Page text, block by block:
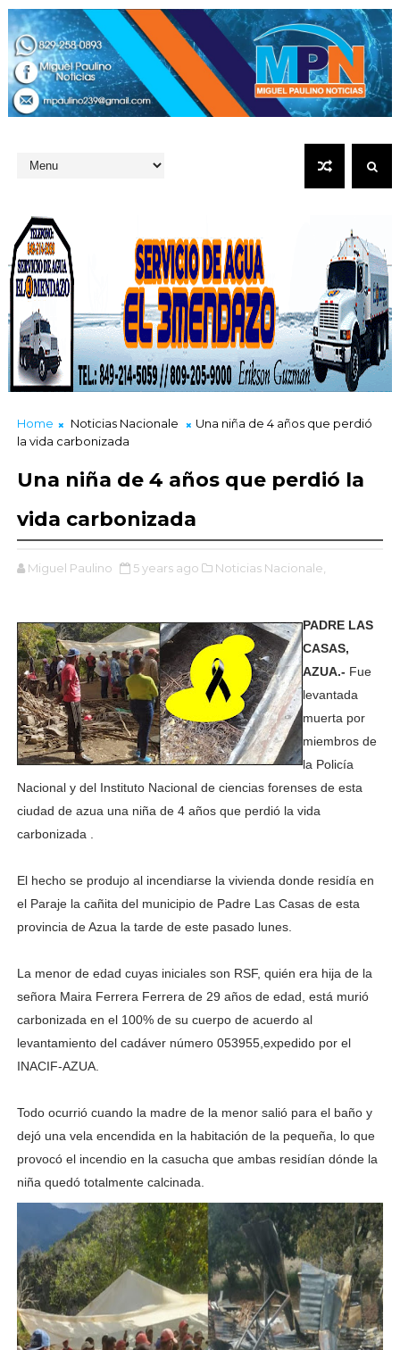
Home Noticias Nacionale
Una niña de 4 años que perdió
la vida carbonizada
Una niña de 4 años que perdió la
vida carbonizada
Miguel Paulino 5 years ago Noticias Nacionale,
PADRE LAS
CASAS,
AZUA.- Fue
levantada
muerta por
miembros de
la Policía
Nacional y del Instituto Nacional de ciencias forenses de esta
ciudad de azua una niña de 4 años que perdió la vida
carbonizada .
El hecho se produjo al incendiarse la vivienda donde residía en
el Paraje la cañita del municipio de Padre Las Casas de esta
provincia de Azua la tarde de este pasado lunes.
La menor de edad cuyas iniciales son RSF, quién era hija de la
señora Maira Ferrera Ferrera de 29 años de edad, está murió
carbonizada en el 100% de su cuerpo de acuerdo al
levantamiento del cadáver número 053955,expedido por el
INACIF-AZUA.
Todo ocurrió cuando la madre de la menor salió para el baño y
dejó una vela encendida en la habitación de la pequeña, lo que
provocó el incendio en la casucha que ambas residían dónde la
niña quedó totalmente calcinada.